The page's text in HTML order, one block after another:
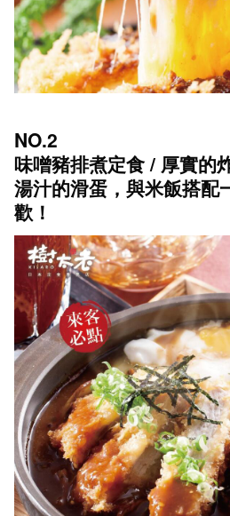
NO.2
味噌豬排煮定食 / 厚實的
湯汁的滑蛋，與米飯搭配
歡！